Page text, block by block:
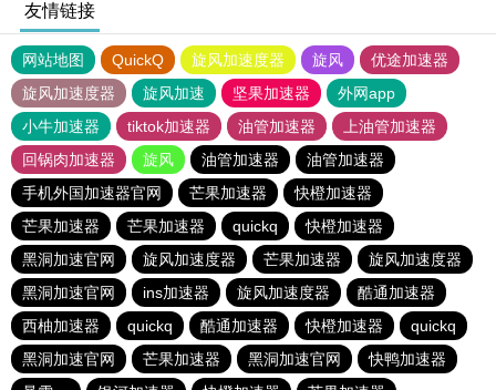
友情链接
网站地图 QuickQ 旋风加速度器 旋风
优途加速器
旋风加速度器
旋风加速 坚果加速器
外网app
小牛加速器
tiktok加速器 油管加速器
上油管加速器
回锅肉加速器
旋风 油管加速器
油管加速器
手机外国加速器官网
芒果加速器
快橙加速器
芒果加速器
芒果加速器 quickq
快橙加速器
黑洞加速官网
旋风加速度器 芒果加速器
旋风加速度器
黑洞加速官网
ins加速器 旋风加速度器
酷通加速器
西柚加速器
quickq 酷通加速器 快橙加速器
quickq
黑洞加速官网
芒果加速器 黑洞加速官网
快鸭加速器